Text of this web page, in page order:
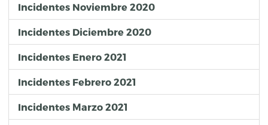
Incidentes Noviembre 2020
Incidentes Diciembre 2020
Incidentes Enero 2021
Incidentes Febrero 2021
Incidentes Marzo 2021